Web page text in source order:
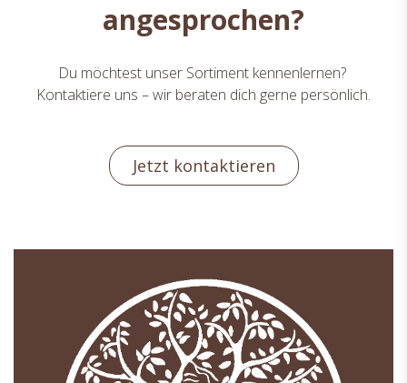
angesprochen?
Du möchtest unser Sortiment kennenlernen?
Kontaktiere uns – wir beraten dich gerne persönlich.
Jetzt kontaktieren